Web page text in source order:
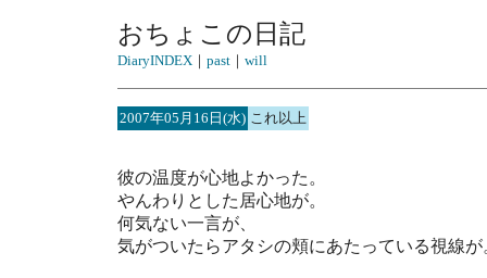
おちょこの日記
DiaryINDEX｜ past｜ will
2007年05月16日(水) これ以上
彼の温度が心地よかった。
やんわりとした居心地が。
何気ない一言が、
気がついたらアタシの頬にあたっている視線が